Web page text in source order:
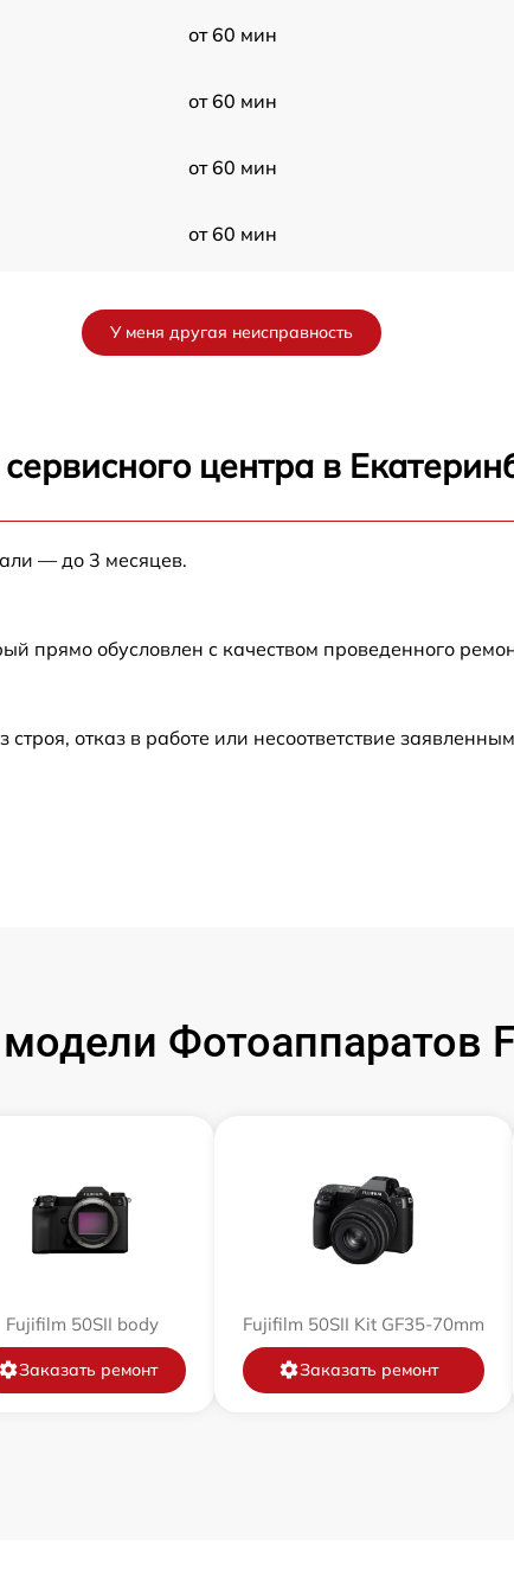
от 60 мин
от 60 мин
от 60 мин
от 60 мин
от 60 мин
от 60 мин
У меня другая неисправность
центра в
— до 3 месяцев.
прямо обусловлен с качеством проведенного
отказ в работе или несоответствие
Фотоаппаратов
Fujifilm 50SII body
Заказать ремонт
Fujifilm 50SII Kit GF35-70mm
Заказать ремонт